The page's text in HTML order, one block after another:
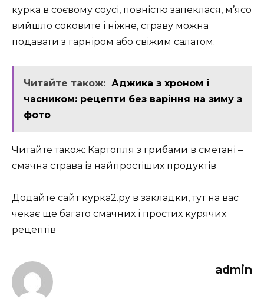
курка в соєвому соусі, повністю запеклася, м’ясо
вийшло соковите і ніжне, страву можна
подавати з гарніром або свіжим салатом.
Читайте також: Аджика з хроном і
часником: рецепти без варіння на зиму з
фото
Читайте також: Картопля з грибами в сметані –
смачна страва із найпростіших продуктів
Додайте сайт курка2.ру в закладки, тут на вас
чекає ще багато смачних і простих курячих
рецептів
admin